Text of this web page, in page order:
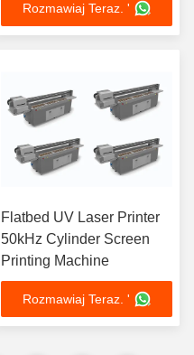
Rozmawiaj Teraz. '
Flatbed UV Laser Printer
50kHz Cylinder Screen
Printing Machine
Rozmawiaj Teraz. '